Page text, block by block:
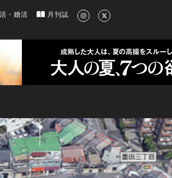
メ、洗練されたライフスタイル情報
・婚活 月刊誌